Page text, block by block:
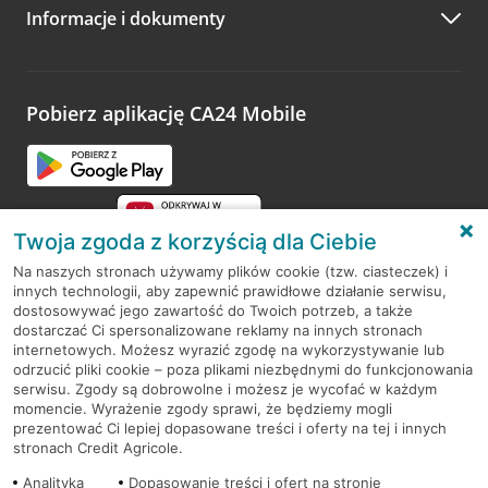
Zachęcamy do podzielenia się z nami opinią o wizycie.
opinie.
Informacje i dokumenty
Pobierz aplikację CA24 Mobile
RODO
Regulamin serwisu
Mapa serwisu
PolitykaCookies
Twoja zgoda z korzyścią dla Ciebie
Na naszych stronach używamy plików cookie (tzw. ciasteczek) i
innych technologii, aby zapewnić prawidłowe działanie serwisu,
dostosowywać jego zawartość do Twoich potrzeb, a także
dostarczać Ci spersonalizowane reklamy na innych stronach
internetowych. Możesz wyrazić zgodę na wykorzystywanie lub
odrzucić pliki cookie – poza plikami niezbędnymi do funkcjonowania
serwisu. Zgody są dobrowolne i możesz je wycofać w każdym
momencie. Wyrażenie zgody sprawi, że będziemy mogli
prezentować Ci lepiej dopasowane treści i oferty na tej i innych
stronach Credit Agricole.
Analityka
Dopasowanie treści i ofert na stronie